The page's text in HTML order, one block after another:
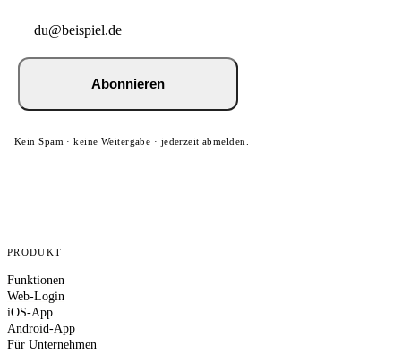
Abonnieren
Kein Spam · keine Weitergabe · jederzeit abmelden.
PRODUKT
Funktionen
Web-Login
iOS-App
Android-App
Für Unternehmen